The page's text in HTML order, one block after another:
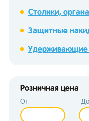
Столики,
Защитные
Удерживающие
Розничная цена
От
—
До